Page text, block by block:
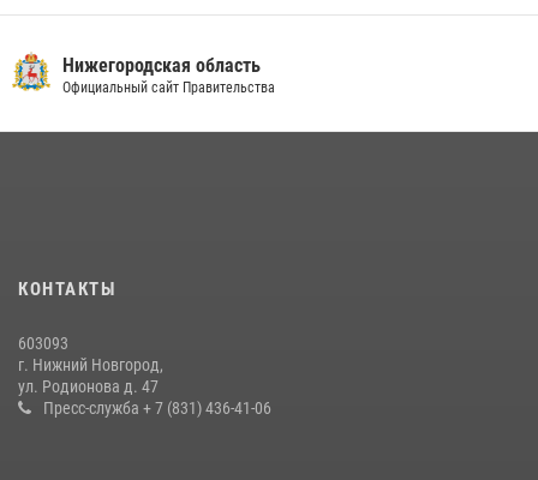
святого равноапостольного князя Владимира
28 июля 2026, 15:39 2
20 июля 2026, 12:26
более 750 раз по сигналу «тревога»
13 июля 2026, 06:45
Нижегородская область
Официальный сайт Правительства
КОНТАКТЫ
603093
г. Нижний Новгород,
ул. Родионова д. 47
Пресс-служба + 7 (831) 436-41-06